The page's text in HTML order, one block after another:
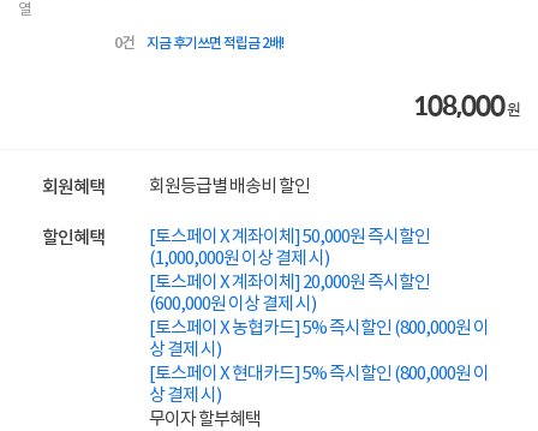
열
0건 지금 후기쓰면 적립금 2배!
108,000원
회원혜택 회원등급별 배송비 할인
할인혜택
[토스페이 X 계좌이체] 50,000원 즉시할인
(1,000,000원 이상 결제 시)
[토스페이 X 계좌이체] 20,000원 즉시할인
(600,000원 이상 결제 시)
[토스페이 X 농협카드] 5% 즉시할인 (800,000원 이
상 결제 시)
[토스페이 X 현대카드] 5% 즉시할인 (800,000원 이
상 결제 시)
무이자 할부혜택